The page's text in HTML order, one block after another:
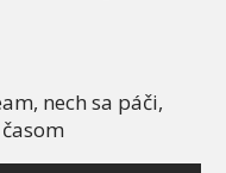
nech sa páči,